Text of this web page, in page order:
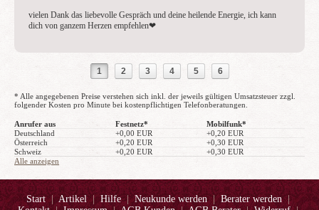
vielen Dank das liebevolle Gespräch und deine heilende Energie, ich kann
dich von ganzem Herzen empfehlen❤ ️
1 2 3 4 5 6
* Alle angegebenen Preise verstehen sich inkl. der jeweils gültigen Umsatzsteuer zzgl.
folgender Kosten pro Minute bei kostenpflichtigen Telefonberatungen.
Anrufer aus Festnetz*
Mobilfunk*
Deutschland
+0,00 EUR
+0,20 EUR
Österreich
+0,20 EUR
+0,30 EUR
Schweiz
+0,20 EUR
+0,30 EUR
Alle anzeigen
Start|Artikel|Hilfe|Neukunde werden|Berater werden|